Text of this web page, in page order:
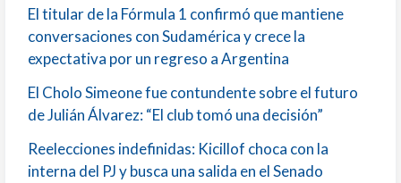
El titular de la Fórmula 1 confirmó que mantiene
conversaciones con Sudamérica y crece la
expectativa por un regreso a Argentina
El Cholo Simeone fue contundente sobre el futuro
de Julián Álvarez: “El club tomó una decisión”
Reelecciones indefinidas: Kicillof choca con la
interna del PJ y busca una salida en el Senado